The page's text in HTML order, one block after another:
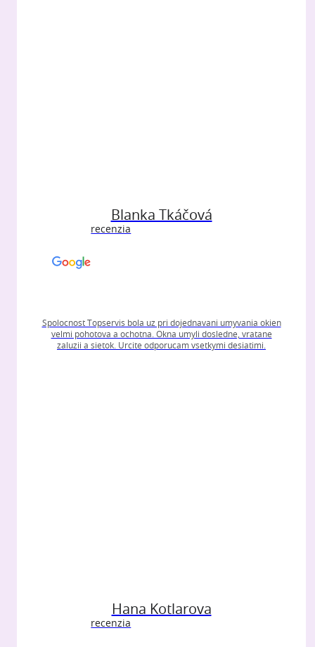
Blanka Tkáčová
recenzia
Spolocnost Topservis bola uz pri dojednavani umyvania okien
velmi pohotova a ochotna. Okna umyli dosledne, vratane
zaluzii a sietok. Urcite odporucam vsetkymi desiatimi.
Hana Kotlarova
recenzia